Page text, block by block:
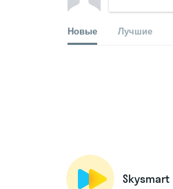
Новые Лучшие
Skysmart